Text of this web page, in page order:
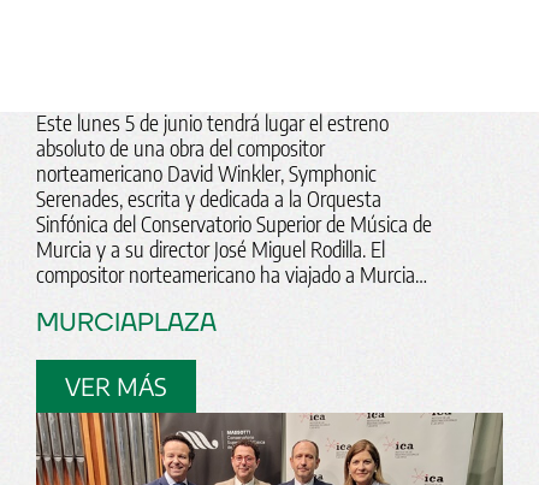
Este lunes 5 de junio tendrá lugar el estreno
absoluto de una obra del compositor
norteamericano David Winkler, Symphonic
Serenades, escrita y dedicada a la Orquesta
Sinfónica del Conservatorio Superior de Música de
Murcia y a su director José Miguel Rodilla. El
compositor norteamericano ha viajado a Murcia…
MURCIAPLAZA
VER MÁS